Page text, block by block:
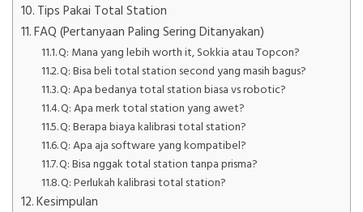
Tips Pakai Total Station
FAQ (Pertanyaan Paling Sering Ditanyakan)
Q: Mana yang lebih worth it, Sokkia atau Topcon?
Q: Bisa beli total station second yang masih bagus?
Q: Apa bedanya total station biasa vs robotic?
Q: Apa merk total station yang awet?
Q: Berapa biaya kalibrasi total station?
Q: Apa aja software yang kompatibel?
Q: Bisa nggak total station tanpa prisma?
Q: Perlukah kalibrasi total station?
Kesimpulan